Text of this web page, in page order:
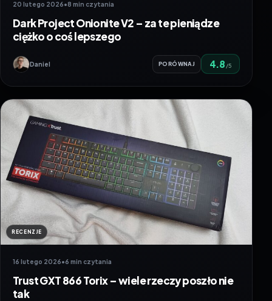
20 lutego 2026•8 min czytania
Dark Project Onionite V2 – za te pieniądze
ciężko o coś lepszego
Daniel PORÓWNAJ 4.8 /5
RECENZJE
16 lutego 2026•6 min czytania
Trust GXT 866 Torix – wiele rzeczy poszło nie
tak